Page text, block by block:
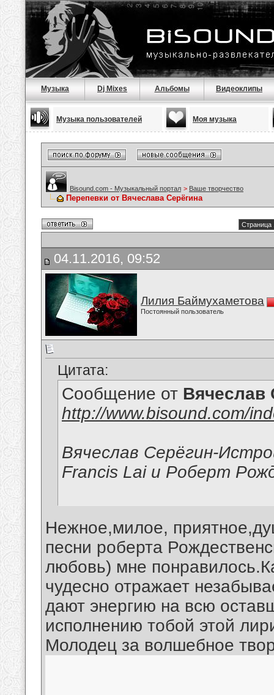
Музыка Dj Mixes Альбомы Видеоклипы
Музыка пользователей Моя музыка
Bisound.com - Музыкальный портал > Ваше творчество
Перепевки от Вячеслава Серёгина
Страница
04.11.2016, 09:52
Лилия Баймухаметова
Постоянный пользователь
Цитата:
Сообщение от Вячеслав
http://www.bisound.com/
Вячеслав Серёгин-
Francis Lai и Роберт
Нежное,милое,
песни роберта
любовь) мне
чудесно отражает
дают энергию на всю
исполнению тобой этой
Молодец за волшебное